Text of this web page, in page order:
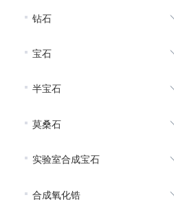
钻石
宝石
半宝石
莫桑石
实验室合成宝石
合成氧化锆